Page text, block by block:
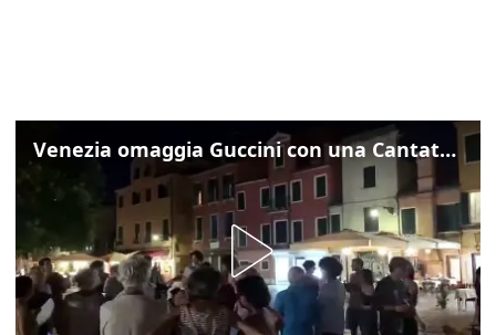
Venezia omaggia Guccini con una Cantata Anarchica in campo Santa Margherita